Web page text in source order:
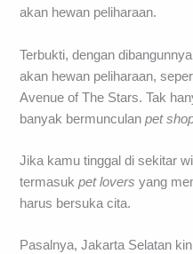
akan hewan peliharaan.
Terbukti, dengan
akan hewan peliharaan,
Avenue of The Stars. Tak
banyak bermunculanpet
Jika kamu tinggal di sekitar
termasukpet lovers yang
harus bersuka cita.
Pasalnya, Jakarta Selatan